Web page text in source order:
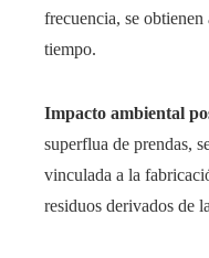
frecuencia, se
tiempo.
Impacto ambiental
superflua de prendas,
vinculada a la
residuos derivados de